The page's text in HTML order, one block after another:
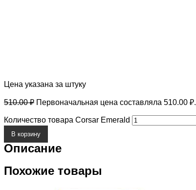
Цена указана за штуку
510.00₽ Первоначальная цена составляла 510.00 ₽.
Количество товара Corsar Emerald
В корзину
Описание
Похожие товары